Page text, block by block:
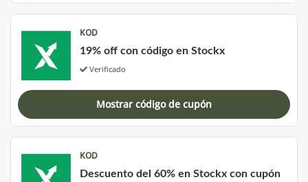
KOD
19% off con código en Stockx
Verificado
Mostrar código de cupón
KOD
Descuento del 60% en Stockx con cupón